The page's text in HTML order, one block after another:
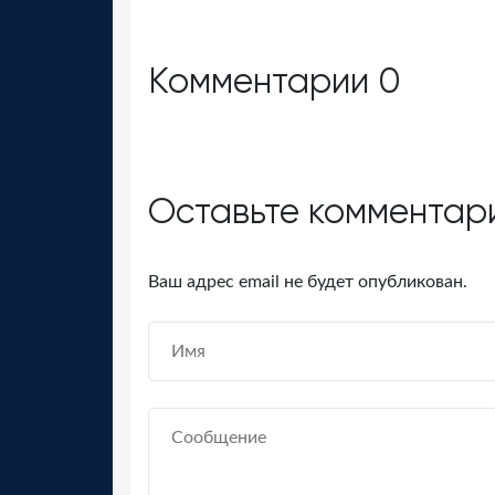
Комментарии 0
Оставьте
Ваш адрес email не будет опубликован.